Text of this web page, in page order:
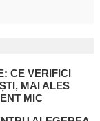
CE VERIFICI
MAI ALES
MIC